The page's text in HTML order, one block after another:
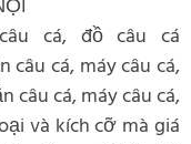
cá, đồ câu cá
câu cá, máy câu cá,
câu cá, máy câu cá,
và kích cỡ mà giá